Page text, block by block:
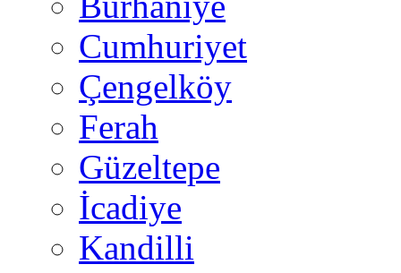
Cumhuriyet
Çengelköy
Ferah
Güzeltepe
İcadiye
Kandilli